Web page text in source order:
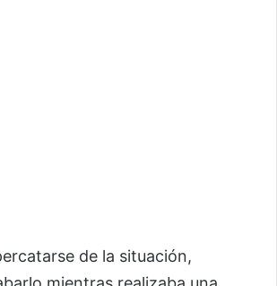
de la situación,